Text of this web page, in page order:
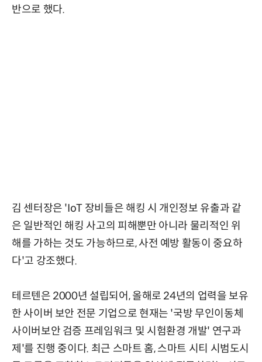
반으로 했다.
김 센터장은 'IoT 장비들은 해킹 시 개인정보 유출과 같
은 일반적인 해킹 사고의 피해뿐만 아니라 물리적인 위
해를 가하는 것도 가능하므로, 사전 예방 활동이 중요하
다'고 강조했다.
테르텐은 2000년 설립되어, 올해로 24년의 업력을 보유
한 사이버 보안 전문 기업으로 현재는 '국방 무인이동체
사이버보안 검증 프레임워크 및 시험환경 개발' 연구과
제'를 진행 중이다. 최근 스마트 홈, 스마트 시티 시범도시